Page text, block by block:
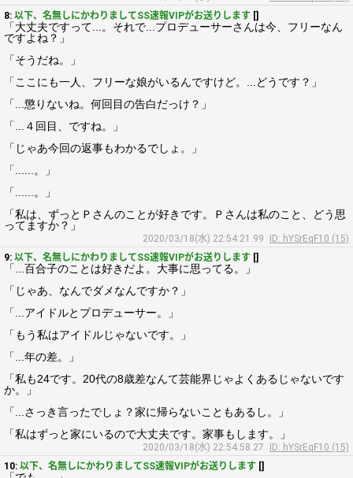
8: 以下、名無しにかわりましてSS速報VIPがお送りします []
「大丈夫ですって...。それで...プロデューサーさんは今、フリーなん
ですよね？」
「そうだね。」
「ここにも一人、フリーな娘がいるんですけど。...どうです？」
「...懲りないね。何回目の告白だっけ？」
「...４回目、ですね。」
「じゃあ今回の返事もわかるでしょ。」
「......。」
「......。」
「私は、ずっとＰさんのことが好きです。Ｐさんは私のこと、どう思
ってますか？」
2020/03/18(水) 22:54:21.99
ID: hYSrEqF10 (15)
9: 以下、名無しにかわりましてSS速報VIPがお送りします []
「...百合子のことは好きだよ。大事に思ってる。」
「じゃあ、なんでダメなんですか？」
「...アイドルとプロデューサー。」
「もう私はアイドルじゃないです。」
「...年の差。」
「私も24です。20代の8歳差なんて芸能界じゃよくあるじゃないです
か。」
「...さっき言ったでしょ？家に帰らないこともあるし。」
「私はずっと家にいるので大丈夫です。家事もします。」
2020/03/18(水) 22:54:58.27
ID: hYSrEqF10 (15)
10: 以下、名無しにかわりましてSS速報VIPがお送りします []